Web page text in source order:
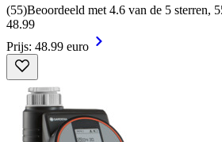
(55)Beoordeeld met 4.6 van de 5 sterren,
48.99
Prijs: 48.99 euro